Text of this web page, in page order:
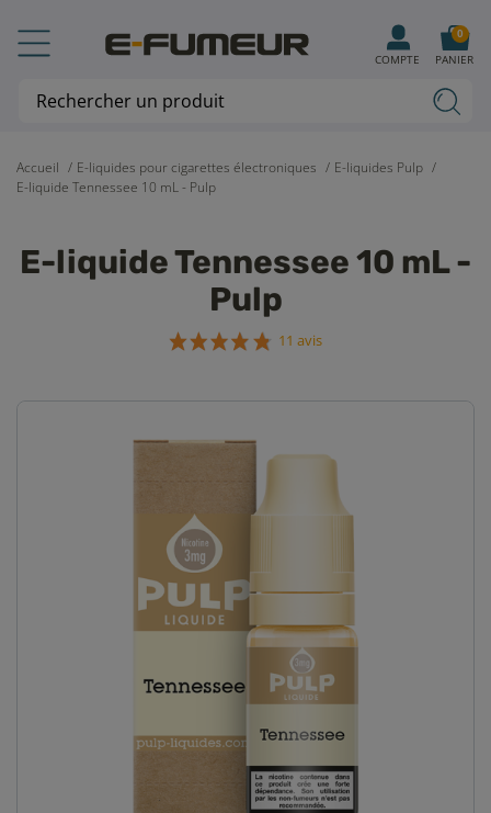
Accueil E-liquides pour cigarettes électroniques
E-liquides Pulp
E-liquide Tennessee 10 mL - Pulp
E-liquide Tennessee 10 mL -
Pulp
11 avis
COMPTE PANIER
0